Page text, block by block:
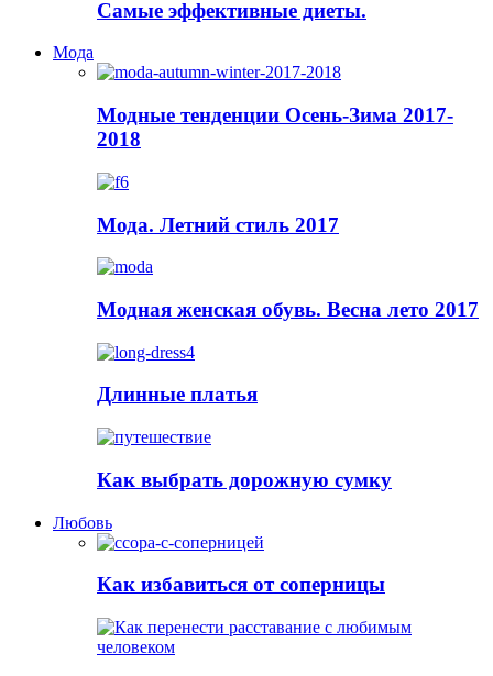
Самые эффективные диеты.
Мода
Модные тенденции Осень-Зима 2017-
2018
Мода. Летний стиль 2017
Модная женская обувь. Весна лето 2017
Длинные платья
Как выбрать дорожную сумку
Любовь
Как избавиться от соперницы